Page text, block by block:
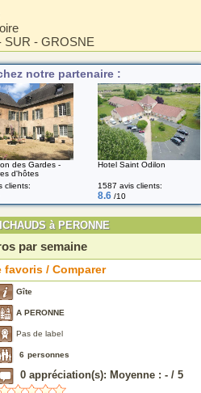
SUR - GROSNE
notre partenaire :
des Gardes -
d'hôtes
Hotel Saint Odilon
clients: 1587 avis clients:
8.6 /10
à PERONNE
par semaine
/ Comparer
Gîte
A PERONNE
Pas de label
6 personnes
0 appréciation(s): Moyenne : - / 5